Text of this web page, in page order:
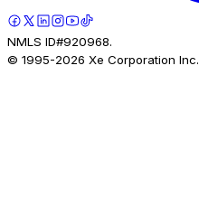
NMLS ID#920968.
© 1995-2026 Xe Corporation Inc.